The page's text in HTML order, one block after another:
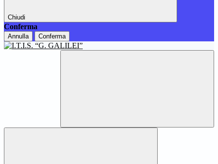
Chiudi
Conferma
Annulla Conferma